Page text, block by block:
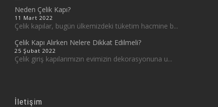
Neden Çelik Kapı?
11 Mart 2022
Çelik kapılar, bugün ülkemizdeki tüketim hacmine b...
Çelik Kapı Alırken Nelere Dikkat Edilmeli?
25 Şubat 2022
Çelik giriş kapılarımızın evimizin dekorasyonuna u...
İletişim